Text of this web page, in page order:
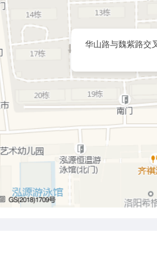
华山路与魏紫路交